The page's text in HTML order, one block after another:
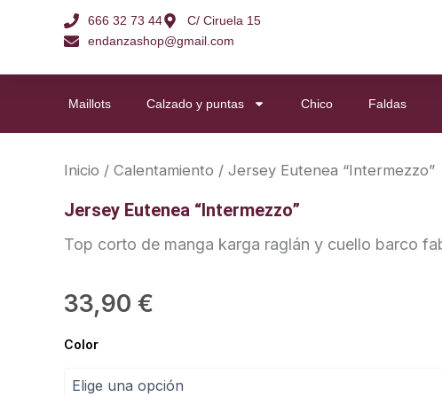
666 32 73 44
C/ Ciruela 15
endanzashop@gmail.com
Maillots Calzado y puntas Chico Faldas
Inicio / Calentamiento / Jersey Eutenea “Intermezzo”
Jersey Eutenea “Intermezzo”
Top corto de manga karga raglán y cuello barco
33,90 €
Color
Jersey
Eutenea
cantidad